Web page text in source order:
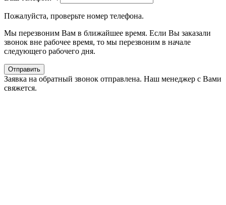
Пожалуйста, проверьте номер телефона.
Мы перезвоним Вам в ближайшее время. Если Вы заказали
звонок вне рабочее время, то мы перезвоним в начале
следующего рабочего дня.
Отправить
Заявка на обратный звонок отправлена. Наш менеджер с Вами
свяжется.